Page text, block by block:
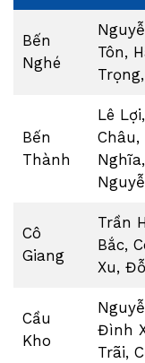
Bến
Nghé
Tôn,
Bến
Thành
Lê
Cô
Giang
Trần
Bắc,
Xu,
Cầu
Kho
Đình
Trãi,